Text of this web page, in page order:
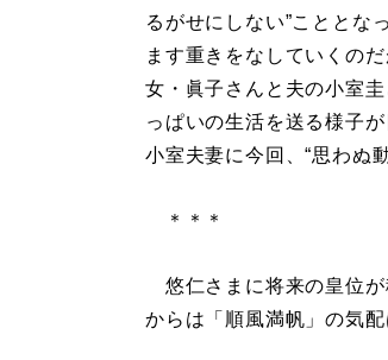
るがせにしない”こととな
ます重きをなしていくの
女・眞子さんと夫の小室
っぱいの生活を送る様子
小室夫妻に今回、“思わぬ
＊＊＊
悠仁さまに将来の皇位が
からは「順風満帆」の気